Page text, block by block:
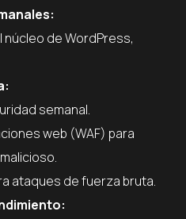
semanal.
ataques de fuerza bruta.